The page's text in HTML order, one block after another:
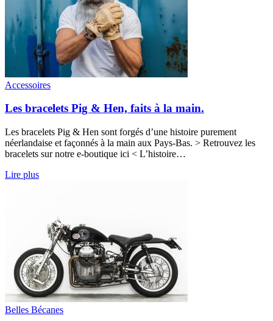
Accessoires
Les bracelets Pig & Hen, faits à la main.
Les bracelets Pig & Hen sont forgés d’une histoire purement
néerlandaise et façonnés à la main aux Pays-Bas. > Retrouvez les
bracelets sur notre e-boutique ici < L’histoire…
Lire plus
Belles Bécanes